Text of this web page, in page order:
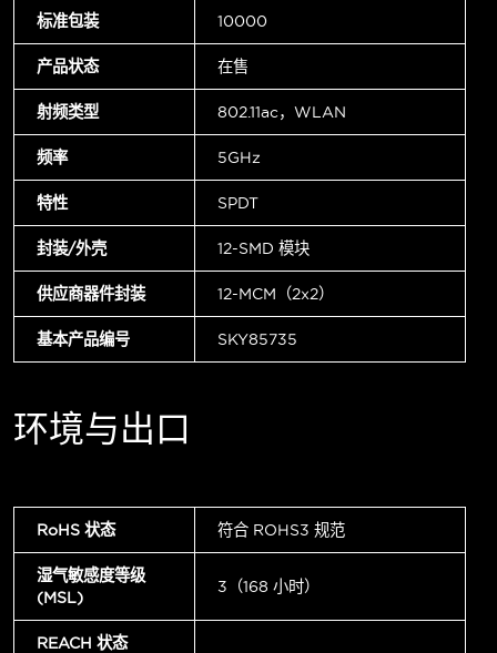
标准包装 10000
产品状态 在售
射频类型 802.11ac，WLAN
频率 5GHz
特性 SPDT
封装/外壳 12-SMD 模块
供应商器件封装 12-MCM（2x2）
基本产品编号 SKY85735
环境与出口
RoHS 状态 符合 ROHS3 规范
湿气敏感度等级
(MSL)
3（168 小时）
REACH 状态